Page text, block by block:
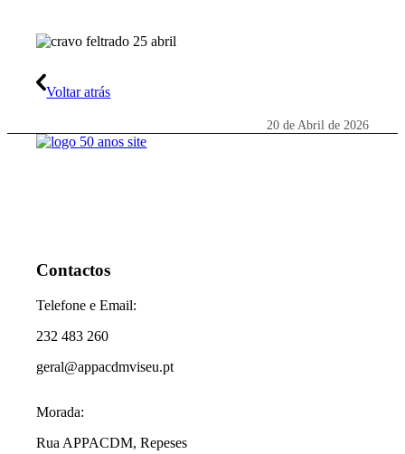
Voltar atrás
20 de Abril de 2026
Contactos
Telefone e Email:
232 483 260
geral@appacdmviseu.pt
Morada:
Rua APPACDM, Repeses